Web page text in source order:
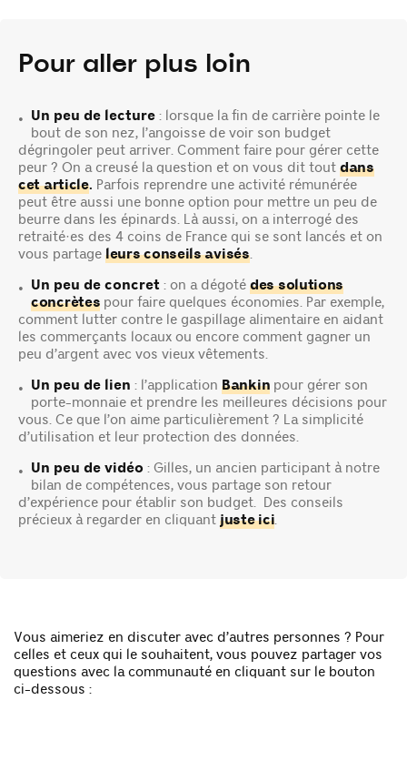
Pour aller plus loin
• Un peu de lecture : lorsque la fin de carrière pointe le
bout de son nez, l’angoisse de voir son budget
dégringoler peut arriver. Comment faire pour gérer cette
peur ? On a creusé la question et on vous dit tout dans
cet article. Parfois reprendre une activité rémunérée
peut être aussi une bonne option pour mettre un peu de
beurre dans les épinards. Là aussi, on a interrogé des
retraité·es des 4 coins de France qui se sont lancés et on
vous partage leurs conseils avisés.
• Un peu de concret : on a dégoté des solutions
concrètes pour faire quelques économies. Par exemple,
comment lutter contre le gaspillage alimentaire en aidant
les commerçants locaux ou encore comment gagner un
peu d’argent avec vos vieux vêtements.
• Un peu de lien : l’application Bankin pour gérer son
porte-monnaie et prendre les meilleures décisions pour
vous. Ce que l’on aime particulièrement ? La simplicité
d’utilisation et leur protection des données.
• Un peu de vidéo : Gilles, un ancien participant à notre
bilan de compétences, vous partage son retour
d’expérience pour établir son budget. Des conseils
précieux à regarder en cliquant juste ici.
Vous aimeriez en discuter avec d’autres personnes ? Pour
celles et ceux qui le souhaitent, vous pouvez partager vos
questions avec la communauté en cliquant sur le bouton
ci-dessous :